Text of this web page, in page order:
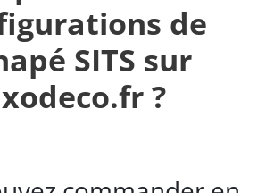
de
SITS sur
?